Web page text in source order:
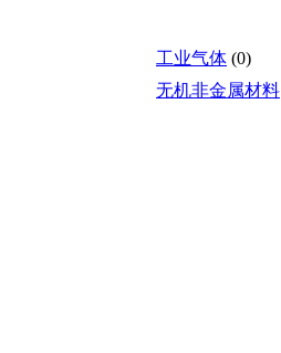
工业气体 (0)
无机非金属材料